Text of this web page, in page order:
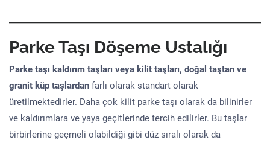
Parke Taşı Döşeme Ustalığı
Parke taşı kaldırım taşları veya kilit taşları, doğal taştan ve
granit küp taşlardan farlı olarak standart olarak
üretilmektedirler. Daha çok kilit parke taşı olarak da bilinirler
ve kaldırımlara ve yaya geçitlerinde tercih edilirler. Bu taşlar
birbirlerine geçmeli olabildiği gibi düz sıralı olarak da